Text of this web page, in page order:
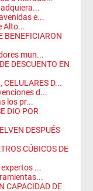
e...
Alto...
BENEFICIARON
mun...
DESCUENTO EN
CELULARES D...
d...
los pr...
DIO POR
DESPUÉS
CÚBICOS DE
...
CAPACIDAD DE